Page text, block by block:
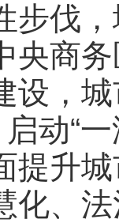
步伐
央商
设，
启动“
提升
化、